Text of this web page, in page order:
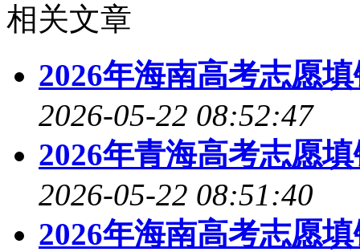
相关文章
2026年海南高考志愿
2026-05-22 08:52:47
2026年青海高考志愿
2026-05-22 08:51:40
2026年海南高考志愿